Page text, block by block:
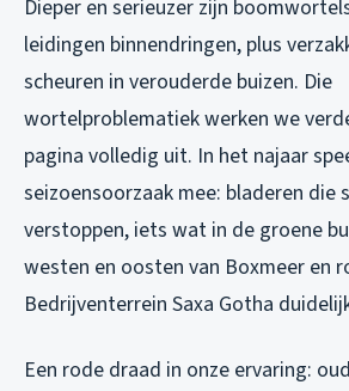
Dieper en serieuzer zijn
leidingen binnendringen, plus
scheuren in verouderde buizen. Die
wortelproblematiek werken we
pagina volledig uit. In het najaar
seizoensoorzaak mee: bladeren die
verstoppen, iets wat in de groene
westen en oosten van Boxmeer en
Bedrijventerrein Saxa Gotha
Een rode draad in onze ervaring: